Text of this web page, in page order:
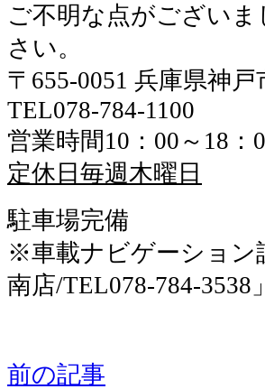
ご不明な点がござい
さい。
〒655-0051 兵庫県神
TEL078-784-1100
営業時間10：00～18：
定休日毎週木曜日
駐車場完備
※車載ナビゲーショ
南店/TEL078-784-
前の記事